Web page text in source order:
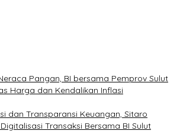
Pangan, BI bersama Pemprov Sulut
Harga dan Kendalikan Inflasi
dan Transparansi Keuangan, Sitaro
Transaksi Bersama BI Sulut